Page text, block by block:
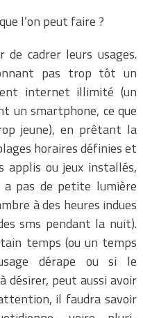
l’on peut faire ?
de cadrer leurs usages.
pas trop tôt un
internet illimité (un
un smartphone, ce que
jeune), en prêtant la
horaires définies et
ou jeux installés,
pas de petite lumière
à des heures indues
sms pendant la nuit).
temps (ou un temps
dérape ou si le
désirer, peut aussi avoir
il faudra savoir